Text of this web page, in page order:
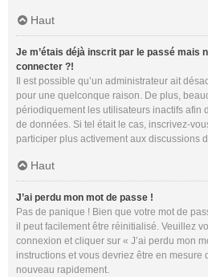
Haut
Je m’étais déjà inscrit par le passé mais
connecter ?!
Il est possible qu’un administrateur ait
pour une quelconque raison. De plus,
périodiquement les utilisateurs inactifs afin
de données. Si tel était le cas, inscrivez-
participer plus activement aux discussions
Haut
J’ai perdu mon mot de passe !
Pas de panique ! Bien que votre mot de
il peut facilement être réinitialisé. Veuillez
connexion et cliquer sur « J’ai perdu mon
instructions et vous devriez être en mesure
nouveau rapidement.